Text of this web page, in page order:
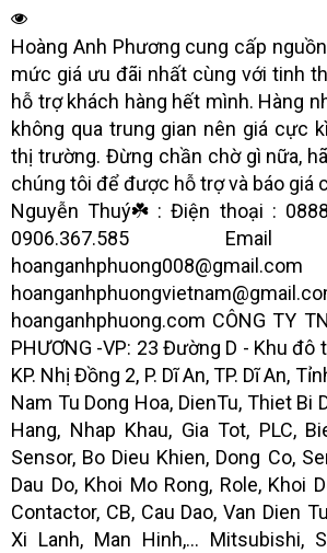
Hoàng Anh Phương cung cấp
mức giá ưu đãi nhất cùng với tinh
hỗ trợ khách hàng hết mình. Hàng
không qua trung gian nên giá cực
thị trường. Đừng chần chờ gì nữa,
chúng tôi để được hỗ trợ và báo giá
Nguyễn Thuý☘️ : Điện thoại :
0906.367.585
hoanganhphuong.com CÔNG TY
PHƯƠNG -VP: 23 Đường D - Khu đô
KP. Nhị Đồng 2, P. Dĩ An, TP. Dĩ An,
Nam Tu Dong Hoa, DienTu, Thiet Bi
Hang, Nhap Khau, Gia Tot, PLC,
Sensor, Bo Dieu Khien, Dong Co,
Dau Do, Khoi Mo Rong, Role, Khoi
Contactor, CB, Cau Dao, Van Dien
Xi Lanh, Man Hinh,... Mitsubishi,